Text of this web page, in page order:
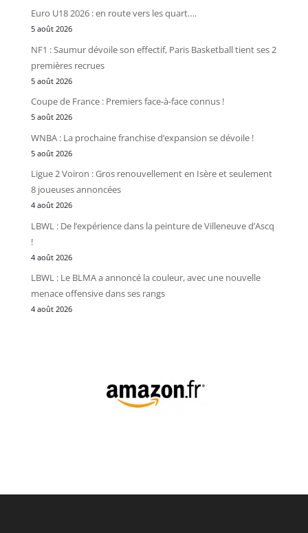
Euro U18 2026 : en route vers les quart….
5 août 2026
NF1 : Saumur dévoile son effectif, Paris Basketball tient ses 2
premières recrues
5 août 2026
Coupe de France : Premiers face-à-face connus !
5 août 2026
WNBA : La prochaine franchise d’expansion se dévoile !
5 août 2026
Ligue 2 Voiron : Gros renouvellement en Isère et seulement
8 joueuses annoncées
4 août 2026
LBWL : De l’expérience dans la peinture de Villeneuve d’Ascq
!
4 août 2026
LBWL : Le BLMA a annoncé la couleur, avec une nouvelle
menace offensive dans ses rangs
4 août 2026